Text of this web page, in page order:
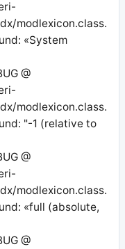
«System
@
"-1 (relative to
@
«full (absolute,
@